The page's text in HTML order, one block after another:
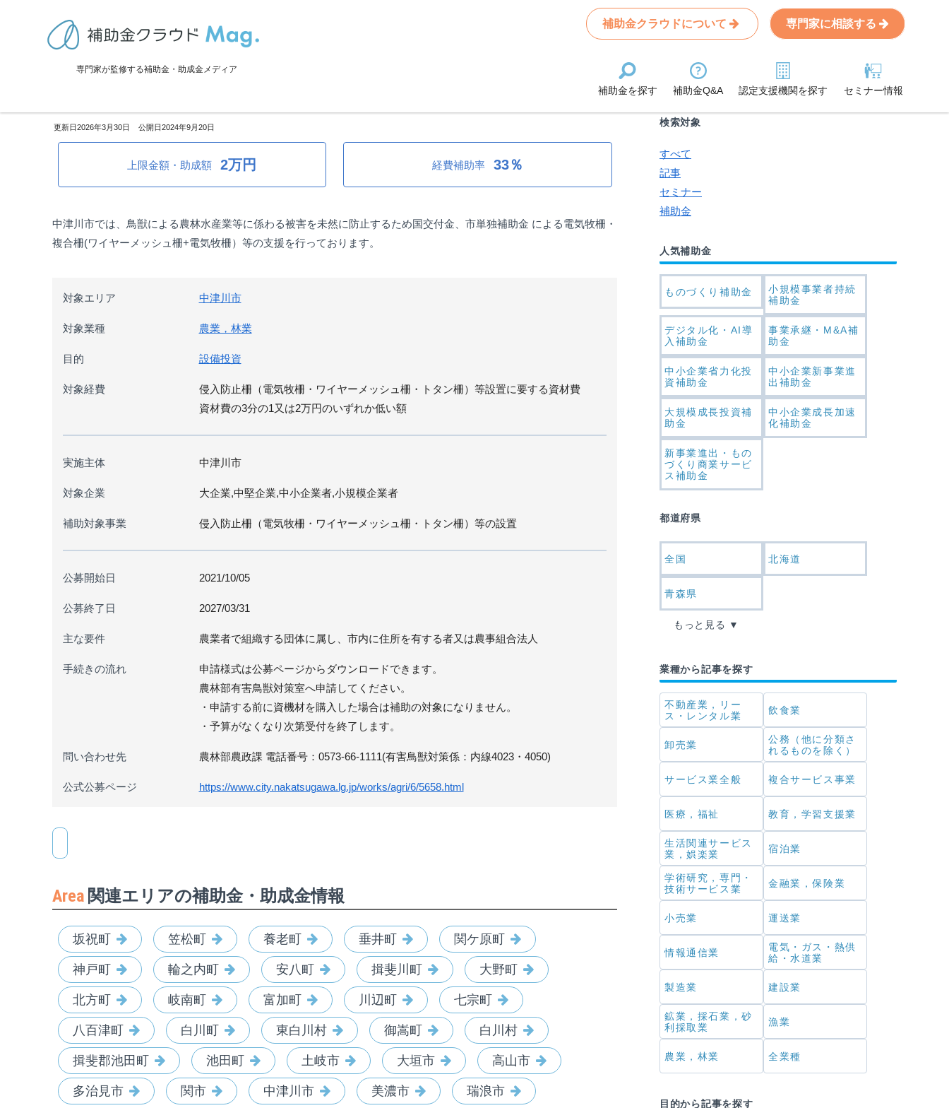
専門家が監修する補助金・助成金メディア
補助金クラウドについて 専門家に相談する
補助金を探す 補助金Q&A 認定支援機関を探す セミナー情報
>補助金・助成金詳細
2026年3月30日 2024年9月20日
上限金額・助成額 2万円 経費補助率 33％
中津川市では、鳥獣による農林水産業等に係わる被害を未然に防止するため国交付金、市単独補助金 による電気牧柵・
複合柵(ワイヤーメッシュ柵+電気牧柵）等の支援を行っております。
対象エリア 中津川市
対象業種 農業，林業
目的 設備投資
対象経費
侵入防止柵（電気牧柵・ワイヤーメッシュ柵・トタン柵）等設置に要する資材費
資材費の3分の1又は2万円のいずれか低い額
実施主体 中津川市
対象企業 大企業,中堅企業,中小企業者,小規模企業者
補助対象事業 侵入防止柵（電気牧柵・ワイヤーメッシュ柵・トタン柵）等の設置
公募開始日 2021/10/05
公募終了日 2027/03/31
主な要件 農業者で組織する団体に属し、市内に住所を有する者又は農事組合法人
手続きの流れ
申請様式は公募ページからダウンロードできます。
農林部有害鳥獣対策室へ申請してください。
・申請する前に資機材を購入した場合は補助の対象になりません。
・予算がなくなり次第受付を終了します。
問い合わせ先 農林部農政課 電話番号：0573-66-1111(有害鳥獣対策係：内線4023・4050)
公式公募ページ https://www.city.nakatsugawa.lg.jp/works/agri/6/5658.html
Area 関連エリアの補助金・助成金情報
坂祝町 笠松町 養老町 垂井町 関ケ原町
神戸町 輪之内町 安八町 揖斐川町 大野町
北方町 岐南町 富加町 川辺町 七宗町
八百津町 白川町 東白川村 御嵩町 白川村
揖斐郡池田町 池田町 土岐市 大垣市 高山市
多治見市 関市 中津川市 美濃市 瑞浪市
Search
条件から記事を探す
検索対象
すべて
記事
セミナー
補助金
人気補助金
ものづくり補助金
小規模事業者持続
補助金
デジタル化・AI導
入補助金
事業承継・M&A補
助金
中小企業省力化投
資補助金
中小企業新事業進
出補助金
大規模成長投資補
助金
中小企業成長加速
化補助金
新事業進出・もの
づくり商業サービ
ス補助金
都道府県
全国 北海道
青森県
もっと見る
業種から記事を探す
不動産業，リー
ス・レンタル業
飲食業
卸売業
公務（他に分類さ
れるものを除く）
サービス業全般 複合サービス事業
医療，福祉 教育，学習支援業
生活関連サービス
業，娯楽業
宿泊業
学術研究，専門・
技術サービス業
金融業，保険業
小売業 運送業
情報通信業
電気・ガス・熱供
給・水道業
製造業 建設業
鉱業，採石業，砂
利採取業
漁業
農業，林業 全業種
目的から記事を探す